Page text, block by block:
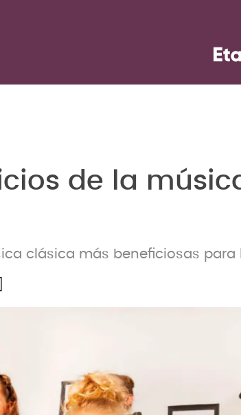
de la
clásica más beneficiosas para